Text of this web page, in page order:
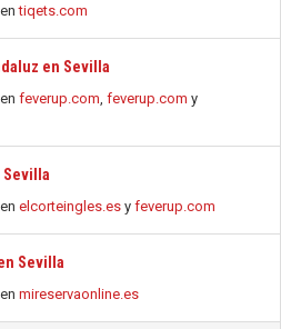
entiqets.com
en Sevilla
feverup.com, feverup.com y
Sevilla
elcorteingles.es y feverup.com
Sevilla
mireservaonline.es